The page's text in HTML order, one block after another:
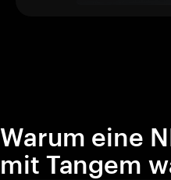
Warum eine
mit Tangem